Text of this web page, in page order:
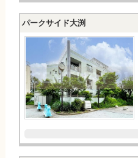
パークサイド大渕